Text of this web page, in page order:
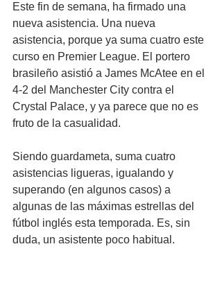
Este fin de semana, ha firmado una
nueva asistencia. Una nueva
asistencia, porque ya suma cuatro este
curso en Premier League. El portero
brasileño asistió a James McAtee en el
4-2 del Manchester City contra el
Crystal Palace, y ya parece que no es
fruto de la casualidad.
Siendo guardameta, suma cuatro
asistencias ligueras, igualando y
superando (en algunos casos) a
algunas de las máximas estrellas del
fútbol inglés esta temporada. Es, sin
duda, un asistente poco habitual.